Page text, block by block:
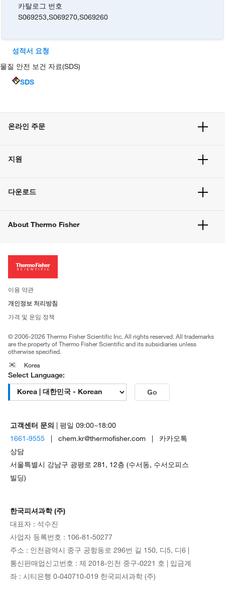
카탈로그 번호
S069253,S069270,S069260
성적서 요청
물질 안전 보건 자료(SDS)
SDS
온라인 주문
주문 방법
벌크 주문
지원
고객 센터
웹사이트 개선사항
다운로드
About Thermo Fisher
투자자
사회적 책임
브랜드
이용 약관
개인정보 처리방침
가격 및 운임 정책
© 2006-2026 Thermo Fisher Scientific Inc. All rights reserved. All trademarks
are the property of Thermo Fisher Scientific and its subsidiaries unless
otherwise specified.
Korea
Select Language:
Go
고객센터 문의 | 평일 09:00~18:00
1661-9555 | chem.kr@thermofisher.com | 카카오톡
상담
서울특별시 강남구 광평로 281, 12층 (수서동, 수서오피스
빌딩)
한국피셔과학 (주)
대표자 : 석수진
사업자 등록번호 : 106-81-50277
주소 : 인천광역시 중구 공항동로 296번 길 150, 디5, 디6 |
통신판매업신고번호 : 제 2018-인천 중구-0221 호 | 입금계
좌 : 시티은행 0-040710-019 한국피셔과학 (주)